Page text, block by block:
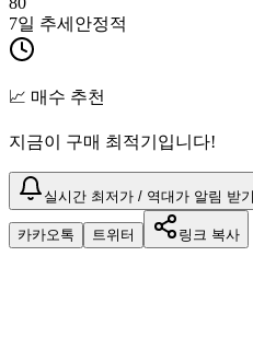
7일 추세 안정적
📈 매수 추천
지금이 구매 최적기입니다!
실시간 최저가 / 역대가 알림 받기
카카오톡 트위터 링크 복사